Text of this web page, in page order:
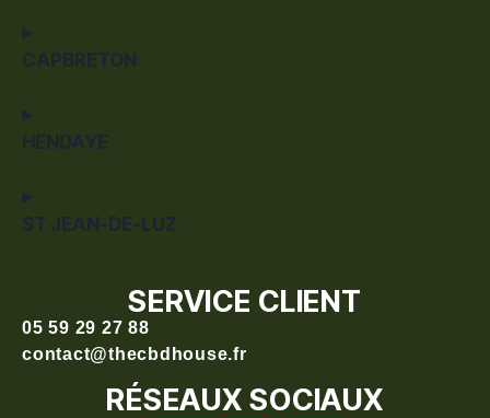
CAPBRETON
HENDAYE
ST JEAN-DE-LUZ
SERVICE CLIENT
05 59 29 27 88
contact@thecbdhouse.fr
RÉSEAUX SOCIAUX